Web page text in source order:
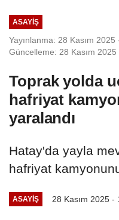
ASAYIŞ
Yayınlanma: 28 Kasım 2025
Güncelleme: 28 Kasım 2025
Toprak yolda
hafriyat
yaralandı
Hatay'da yayla
hafriyat
ASAYIŞ 28 Kasım 2025 -